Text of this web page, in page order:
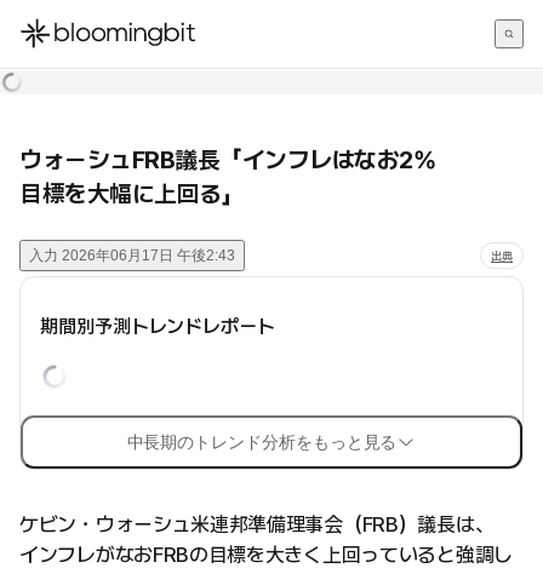
한국어
ウォーシュFRB議長「インフレはなお2%
目標を大幅に上回る」
入力 2026年06月17日 午後2:43 出典
期間別予測トレンドレポート
中長期のトレンド分析をもっと見る
ケビン・ウォーシュ米連邦準備理事会（FRB）議長は、
インフレがなおFRBの目標を大きく上回っていると強調し